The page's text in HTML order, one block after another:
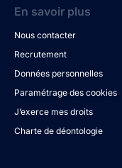
En savoir plus
Nous contacter
Recrutement
Données personnelles
Paramétrage des cookies
J’exerce mes droits
Charte de déontologie